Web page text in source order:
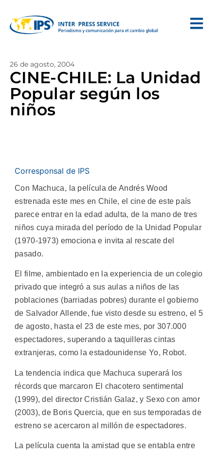
26 de agosto, 2004
CINE-CHILE: La Unidad
Popular según los
niños
Corresponsal de IPS
Con Machuca, la película de Andrés Wood
estrenada este mes en Chile, el cine de este país
parece entrar en la edad adulta, de la mano de tres
niños cuya mirada del período de la Unidad Popular
(1970-1973) emociona e invita al rescate del
pasado.
El filme, ambientado en la experiencia de un colegio
privado que integró a sus aulas a niños de las
poblaciones (barriadas pobres) durante el gobierno
de Salvador Allende, fue visto desde su estreno, el 5
de agosto, hasta el 23 de este mes, por 307.000
espectadores, superando a taquilleras cintas
extranjeras, como la estadounidense Yo, Robot.
La tendencia indica que Machuca superará los
récords que marcaron El chacotero sentimental
(1999), del director Cristián Galaz, y Sexo con amor
(2003), de Boris Quercia, que en sus temporadas de
estreno se acercaron al millón de espectadores.
La película cuenta la amistad que se entabla entre